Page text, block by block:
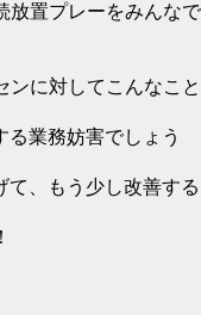
放置プレーをみんなで
ンに対してこんなこと
る業務妨害でしょう
て、もう少し改善する